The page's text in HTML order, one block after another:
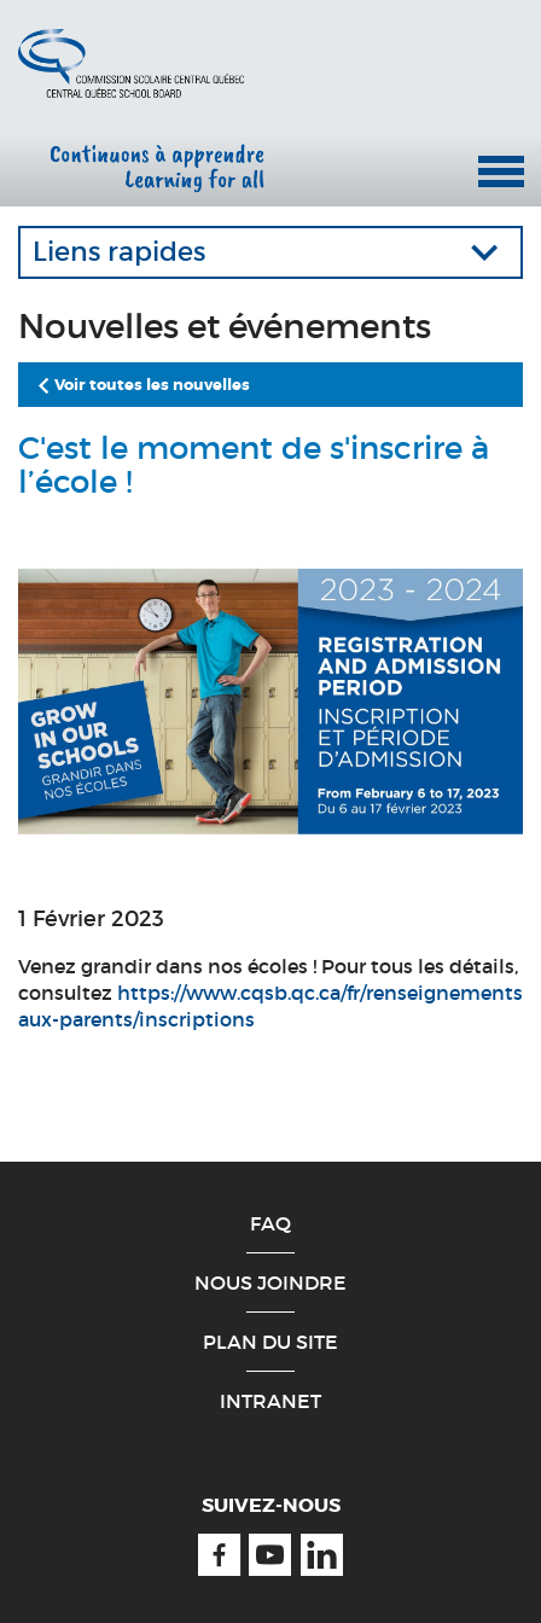
Liens rapides
Nouvelles et événements
Voir toutes les nouvelles
C'est le moment de s'inscrire à
l’école !
1 Février 2023
Venez grandir dans nos écoles ! Pour tous les détails,
consultez https://www.cqsb.qc.ca/fr/renseignements-
aux-parents/inscriptions
FAQ
NOUS JOINDRE
PLAN DU SITE
INTRANET
SUIVEZ-NOUS
FacebookYoutubeLinkedin